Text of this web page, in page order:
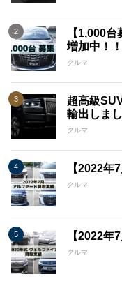
【1,000
増加中！！
クルマ
超高級
輸出しま
クルマ
【2022年
クルマ
【2022年
クルマ